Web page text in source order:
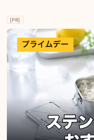
[PR]